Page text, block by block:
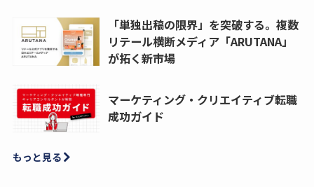
「単独出稿の限界」を突破する。複数
リテール横断メディア「ARUTANA」
が拓く新市場
マーケティング・クリエイティブ転職
成功ガイド
もっと見る